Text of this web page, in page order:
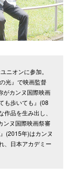
ニオンに参加。
光』で映画監督
がカンヌ国際映画
も歩いても』(08
品を生み出し、
ンヌ国際映画祭審
(2015年)はカンヌ
、日本アカデミー